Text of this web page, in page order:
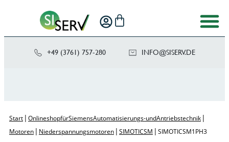
+49 (3761) 757-280 ED.VRE
SIS@OF
NI
Start | Onlineshop für Siemens Automatisierungs- und Antriebstechnik |
Motoren | Niederspannungsmotoren | SIMOTICS M | SIMOTICS M 1PH3